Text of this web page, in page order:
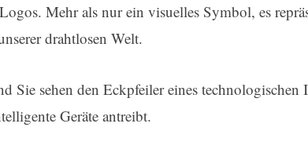
Mehr als nur ein visuelles Symbol, es
drahtlosen Welt.
Sie sehen den Eckpfeiler eines technologischen
Geräte antreibt.